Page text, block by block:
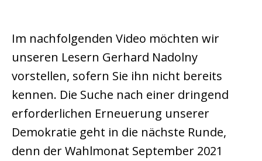
Im nachfolgenden Video möchten wir
unseren Lesern Gerhard Nadolny
vorstellen, sofern Sie ihn nicht bereits
kennen. Die Suche nach einer dringend
erforderlichen Erneuerung unserer
Demokratie geht in die nächste Runde,
denn der Wahlmonat September 2021